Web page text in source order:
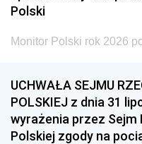
2005
1996
1993
1990
Polski
Monitor Polski rok 2026
UCHWAŁA SEJMU
POLSKIEJ z dnia 31
wyrażenia przez
Polskiej zgody na